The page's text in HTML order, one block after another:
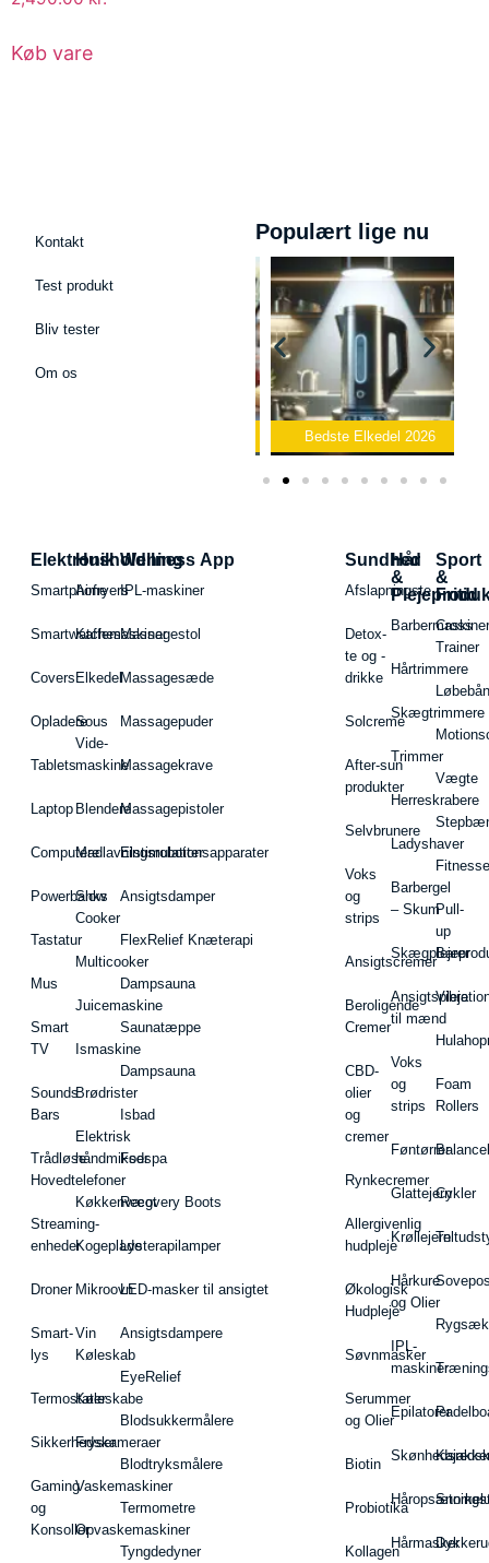
Køb vare
Kontakt
Test produkt
Bliv tester
Om os
Populært lige nu
Bedste Elkedel 2026
Elektronik
Smartphone
Smartwatches
Covers
Opladere
Tablets
Laptop
Computere
Powerbanks
Tastatur
Mus
Smart
TV
Sounds
Bars
Trådløse
Hovedtelefoner
Streaming-
enheder
Droner
Smart-
lys
Termostater
Sikkerhedskameraer
Gaming
og
Konsoller
Husholdning
Airfryers
Kaffemaskiner
Elkedel
Sous
Vide-
maskine
Blendere
Madlavningsrobotter
Slow
Cooker
Multicooker
Juicemaskine
Ismaskine
Brødrister
Elektrisk
håndmikser
Køkkenvægt
Kogeplade
Mikroovn
Vin
Køleskab
Køleskabe
Fryser
Vaskemaskiner
Opvaskemaskiner
Wellness App
IPL-maskiner
Massagestol
Massagesæde
Massagepuder
Massagekrave
Massagepistoler
Elstimulationsapparater
Ansigtsdamper
FlexRelief Knæterapi
Dampsauna
Saunatæppe
Dampsauna
Isbad
Fodspa
Recovery Boots
Lysterapilamper
LED-masker til ansigtet
Ansigtsdampere
EyeRelief
Blodsukkermålere
Blodtryksmålere
Termometre
Tyngdedyner
Sundhed
Afslapningste
Detox-
te og -
drikke
Solcreme
After-sun
produkter
Selvbrunere
Voks
og
strips
Ansigtscremer
Beroligende
Cremer
CBD-
olier
og
cremer
Rynkecremer
Allergivenlig
hudpleje
Økologisk
Hudpleje
Søvnmasker
Serummer
og Olier
Biotin
Probiotika
Kollagen
Hår
&
Hårtrimmere
Skægtrimmere
Trimmer
Herreskrabere
Ladyshaver
Barbergel
– Skum
Ansigtspleje
til mænd
Voks
og
strips
Føntørrer
Glattejern
Krøllejern
Hårkure
og Olier
IPL-
maskiner
Epilatorer
Hårmasker
Sport
&
Fritid
Cross
Trainer
Vægte
Pull-
up
Barer
Foam
Rollers
Cykler